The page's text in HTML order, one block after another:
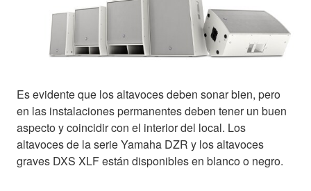
Es evidente que los altavoces deben sonar bien, pero
en las instalaciones permanentes deben tener un buen
aspecto y coincidir con el interior del local. Los
altavoces de la serie Yamaha DZR y los altavoces
graves DXS XLF están disponibles en blanco o negro.